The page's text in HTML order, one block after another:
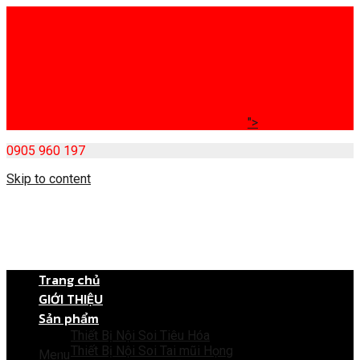
">
0905 960 197
Skip to content
Menu
Trang chủ
GIỚI THIỆU
Sản phẩm
Thiết Bị Nội Soi Tiêu Hóa
Thiết Bị Nội Soi Tai mũi Họng